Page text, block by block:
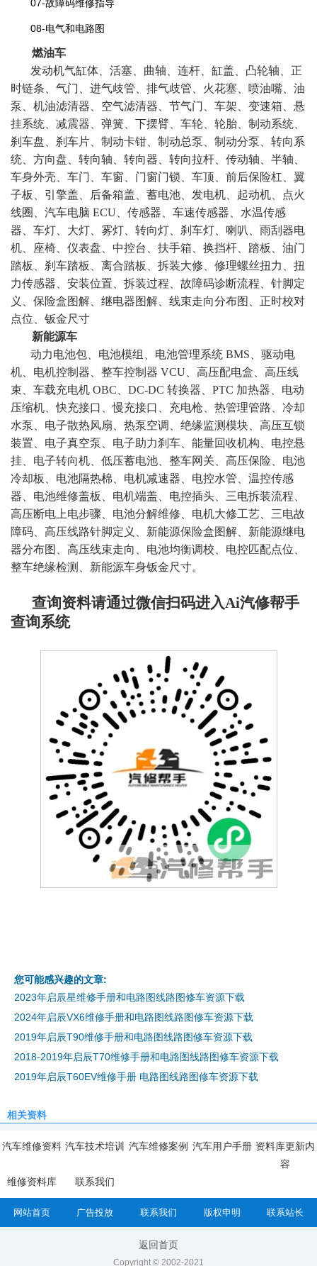
07-故障码维修指导
08-电气和电路图
燃油车
发动机气缸体、活塞、曲轴、连杆、缸盖、凸轮轴、正
时链条、气门、进气歧管、排气歧管、火花塞、喷油嘴、油
泵、机油滤清器、空气滤清器、节气门、车架、变速箱、悬
挂系统、减震器、弹簧、下摆臂、车轮、轮胎、制动系统、
刹车盘、刹车片、制动卡钳、制动总泵、制动分泵、转向系
统、方向盘、转向轴、转向器、转向拉杆、传动轴、半轴、
车身外壳、车门、车窗、门窗门锁、车顶、前后保险杠、翼
子板、引擎盖、后备箱盖、蓄电池、发电机、起动机、点火
线圈、汽车电脑 ECU、传感器、车速传感器、水温传感
器、车灯、大灯、雾灯、转向灯、刹车灯、喇叭、雨刮器电
机、座椅、仪表盘、中控台、扶手箱、换挡杆、踏板、油门
踏板、刹车踏板、离合踏板、拆装大修、修理螺丝扭力、扭
力传感器、安装位置、拆装过程、故障码诊断流程、针脚定
义、保险盒图解、继电器图解、线束走向分布图、正时校对
点位、钣金尺寸
新能源车
动力电池包、电池模组、电池管理系统 BMS、驱动电
机、电机控制器、整车控制器 VCU、高压配电盒、高压线
束、车载充电机 OBC、DC-DC 转换器、PTC 加热器、电动
压缩机、快充接口、慢充接口、充电枪、热管理管路、冷却
水泵、电子散热风扇、热泵空调、绝缘监测模块、高压互锁
装置、电子真空泵、电子助力刹车、能量回收机构、电控悬
挂、电子转向机、低压蓄电池、整车网关、高压保险、电池
冷却板、电池隔热棉、电机减速器、电控水管、温控传感
器、电池维修盖板、电机端盖、电控插头、三电拆装流程、
高压断电上电步骤、电池分解维修、电机大修工艺、三电故
障码、高压线路针脚定义、新能源保险盒图解、新能源继电
器分布图、高压线束走向、电池均衡调校、电控匹配点位、
整车绝缘检测、新能源车身钣金尺寸。
查询资料请通过微信扫码进入Ai汽修帮手
查询系统
您可能感兴趣的文章:
2023年启辰星维修手册和电路图线路图修车资源下载
2024年启辰VX6维修手册和电路图线路图修车资源下载
2019年启辰T90维修手册和电路图线路图修车资源下载
2018-2019年启辰T70维修手册和电路图线路图修车资源下载
2019年启辰T60EV维修手册 电路图线路图修车资源下载
相关资料
汽车维修资料 汽车技术培训 汽车维修案例 汽车用户手册 资料库更新内
容
维修资料库
联系我们
网站首页 广告投放 联系我们 版权申明 联系站长
返回首页
Copyright © 2002-2021